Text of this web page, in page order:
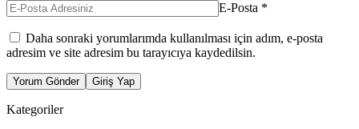
E-Posta *
Daha sonraki yorumlarımda kullanılması için adım, e-posta
adresim ve site adresim bu tarayıcıya kaydedilsin.
Yorum Gönder Giriş Yap
Kategoriler